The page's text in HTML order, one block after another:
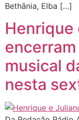
Bethânia, Elba […]
Henrique
musical
nesta